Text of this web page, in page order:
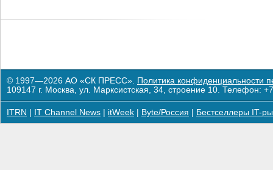
© 1997—2026 АО «СК ПРЕСС». Политика конфиденциальности
109147 г. Москва, ул. Марксистская, 34, строение 10. Телефон:
ITRN IT Channel News itWeek Byte/Россия Бестселлеры IT-